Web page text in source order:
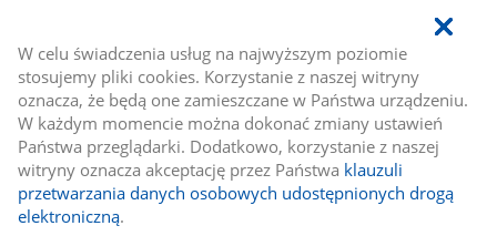
W celu świadczenia usług na najwyższym poziomie
stosujemy pliki cookies. Korzystanie z naszej witryny
oznacza, że będą one zamieszczane w Państwa urządzeniu.
W każdym momencie można dokonać zmiany ustawień
Państwa przeglądarki. Dodatkowo, korzystanie z naszej
witryny oznacza akceptację przez Państwa klauzuli
przetwarzania danych osobowych udostępnionych drogą
elektroniczną.